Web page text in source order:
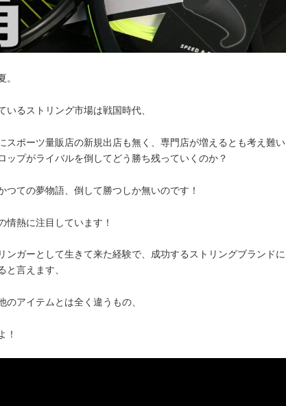
いるストリング市場は戦国時代、
スポーツ量販店の新規出店も無く、専門店が増えるとも考え難い
ップがライバルを倒してどう勝ち残っていくのか？
つての夢物語、倒して勝つしか無いのです！
情熱に注目しています！
ンガーとして生きて来た経験で、成功するストリングブランドに
と言えます、
のアイテムとは全く違うもの、
！